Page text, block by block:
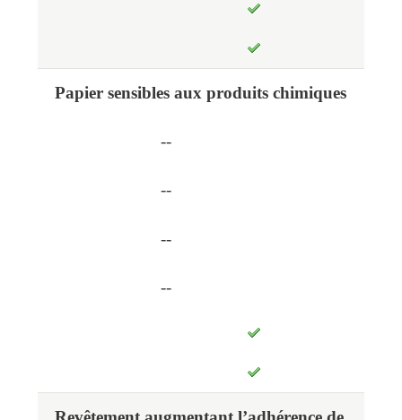
Papier sensibles aux produits chimiques
--
--
--
--